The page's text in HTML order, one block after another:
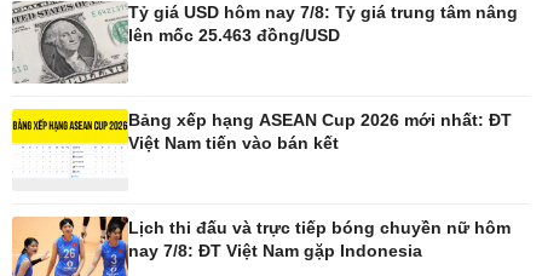
Hậu trường
Ô tô - Xe máy
Tư vấn
Doanh nghiệp
Doanh nhân
Vì cộng đồng
Tỷ giá USD hôm nay 7/8: Tỷ giá trung tâm nâng
lên mốc 25.463 đồng/USD
Bảng xếp hạng ASEAN Cup 2026 mới nhất: ĐT
Việt Nam tiến vào bán kết
Lịch thi đấu và trực tiếp bóng chuyền nữ hôm
nay 7/8: ĐT Việt Nam gặp Indonesia